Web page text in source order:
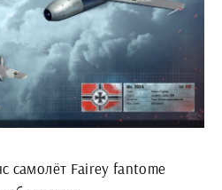
самолёт Fairey fantome